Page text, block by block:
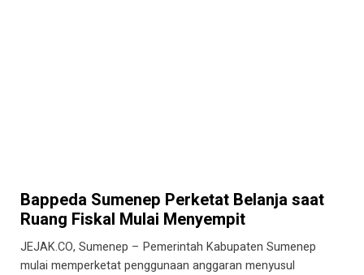
Bappeda Sumenep Perketat Belanja saat
Ruang Fiskal Mulai Menyempit
JEJAK.CO, Sumenep – Pemerintah Kabupaten Sumenep
mulai memperketat penggunaan anggaran menyusul